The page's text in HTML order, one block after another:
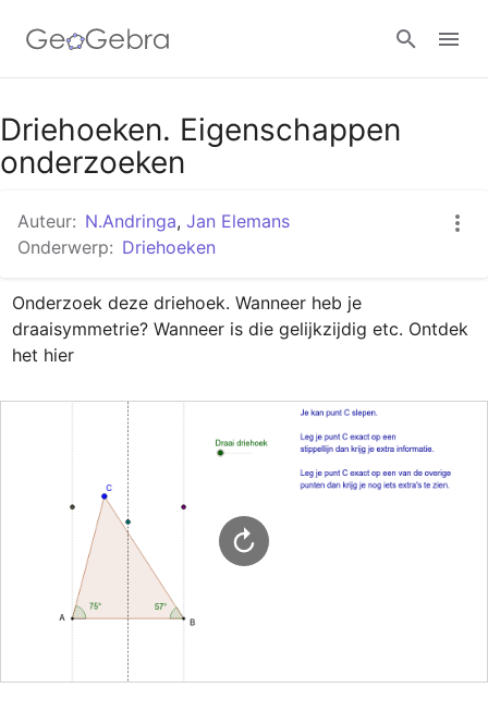
Google Classroom
Driehoeken. Eigenschappen
onderzoeken
Auteur: N.Andringa, Jan Elemans
Onderwerp: Driehoeken
Onderzoek deze driehoek. Wanneer heb je
draaisymmetrie? Wanneer is die gelijkzijdig etc. Ontdek
het hier